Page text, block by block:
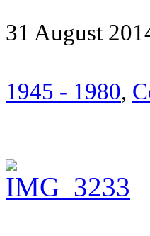
31 August
1945 - 1980,